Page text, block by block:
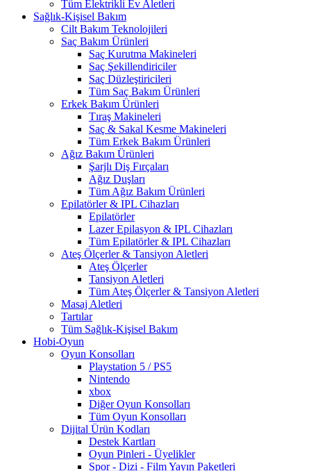
Tüm Elektrikli Ev Aletleri
Sağlık-Kişisel Bakım
Cilt Bakım Teknolojileri
Saç Bakım Ürünleri
Saç Kurutma Makineleri
Saç Şekillendiriciler
Saç Düzleştiricileri
Tüm Saç Bakım Ürünleri
Erkek Bakım Ürünleri
Tıraş Makineleri
Saç & Sakal Kesme Makineleri
Tüm Erkek Bakım Ürünleri
Ağız Bakım Ürünleri
Şarjlı Diş Fırçaları
Ağız Duşları
Tüm Ağız Bakım Ürünleri
Epilatörler & IPL Cihazları
Epilatörler
Lazer Epilasyon & IPL Cihazları
Tüm Epilatörler & IPL Cihazları
Ateş Ölçerler & Tansiyon Aletleri
Ateş Ölçerler
Tansiyon Aletleri
Tüm Ateş Ölçerler & Tansiyon Aletleri
Masaj Aletleri
Tartılar
Tüm Sağlık-Kişisel Bakım
Hobi-Oyun
Oyun Konsolları
Playstation 5 / PS5
Nintendo
xbox
Diğer Oyun Konsolları
Tüm Oyun Konsolları
Dijital Ürün Kodları
Destek Kartları
Oyun Pinleri - Üyelikler
Spor - Dizi - Film Yayın Paketleri